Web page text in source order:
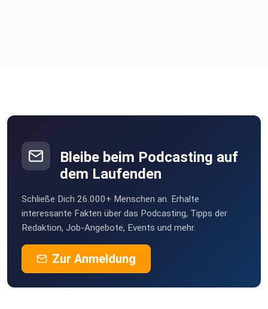
Bleibe beim Podcasting auf
dem Laufenden
Schließe Dich 26.000+ Menschen an. Erhalte
interessante Fakten über das Podcasting, Tipps der
Redaktion, Job-Angebote, Events und mehr.
Zur Anmeldung